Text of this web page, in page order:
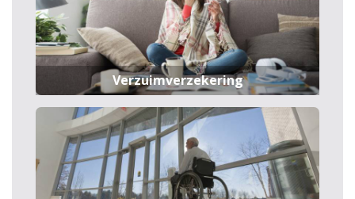
Verzuimverzekering